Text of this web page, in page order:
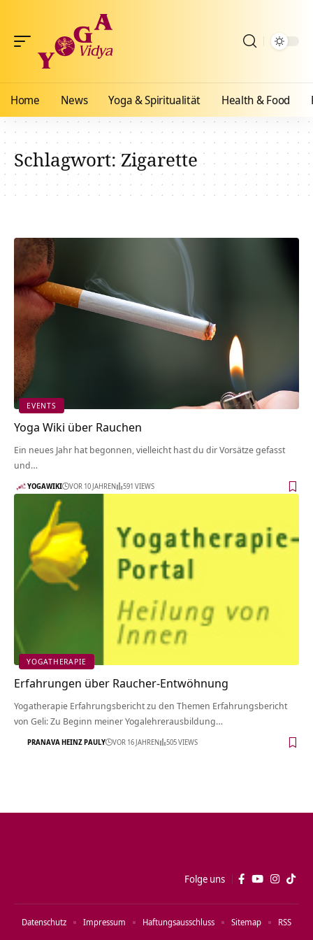
Home News Yoga & Spiritualität Health & Food
Schlagwort:Zigarette
EVENTS
Yoga Wiki über Rauchen
Ein neues Jahr hat begonnen, vielleicht hast du dir Vorsätze gefasst
und…
YOGAWIKI VOR 10 JAHREN 591 VIEWS
YOGATHERAPIE
Erfahrungen über Raucher-Entwöhnung
Yogatherapie Erfahrungsbericht zu den Themen Erfahrungsbericht
von Geli: Zu Beginn meiner Yogalehrerausbildung…
PRANAVA HEINZ PAULY VOR 16 JAHREN 505 VIEWS
Folge uns
Datenschutz Impressum Haftungsausschluss Sitemap RSS